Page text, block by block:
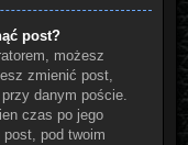
post?
możesz
zmienić post,
danym poście.
czas po jego
post, pod twoim